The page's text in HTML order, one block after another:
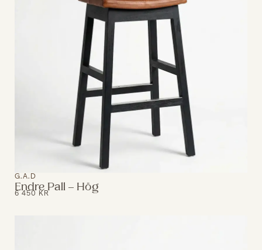
G.A.D
Endre Pall – Hög
6 450 KR